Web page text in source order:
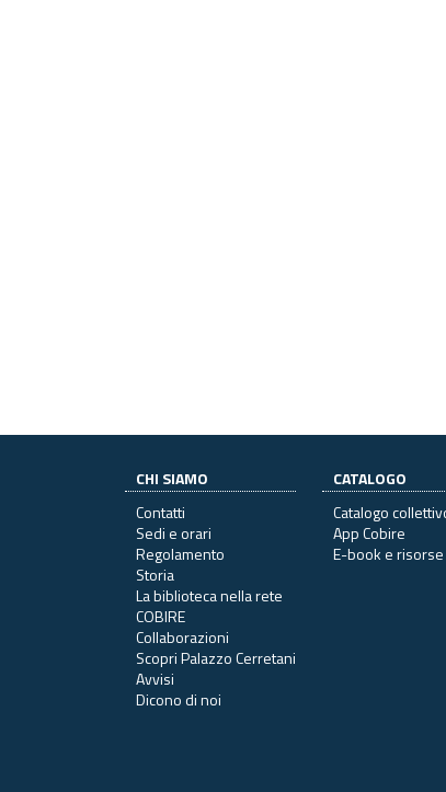
CHI SIAMO
Contatti
Sedi e orari
Regolamento
Storia
La biblioteca nella rete
COBIRE
Collaborazioni
Scopri Palazzo Cerretani
Avvisi
Dicono di noi
CATALOGO
Catalogo
App Cobire
E-book e